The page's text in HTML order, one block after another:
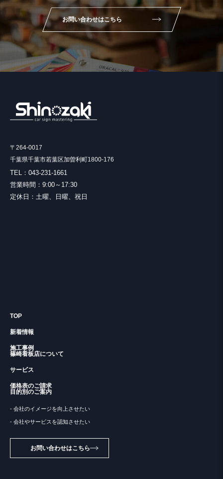
お問い合わせはこちら
〒264-0017
千葉県千葉市若葉区加曽利町1800-176
TEL：043-231-1661
営業時間：9:00～17:30
定休日：土曜、日曜、祝日
TOP
新着情報
施工事例
篠崎看板店について
サービス
価格表のご請求
目的別のご案内
- 会社のイメージを向上させたい
- 会社やサービスを認知させたい
お問い合わせはこちら